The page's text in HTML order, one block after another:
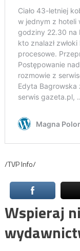
/TVP Info/
Wspieraj